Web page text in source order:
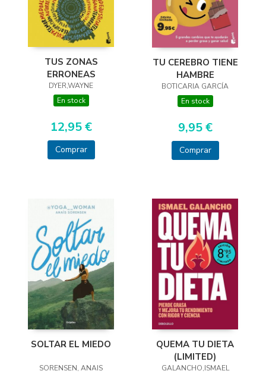
TUS ZONAS
ERRONEAS
DYER,WAYNE
En stock
12,95 €
Comprar
TU CEREBRO TIENE
HAMBRE
BOTICARIA GARCÍA
En stock
9,95 €
Comprar
SOLTAR EL MIEDO
SORENSEN, ANAIS
QUEMA TU DIETA
(LIMITED)
GALANCHO,ISMAEL